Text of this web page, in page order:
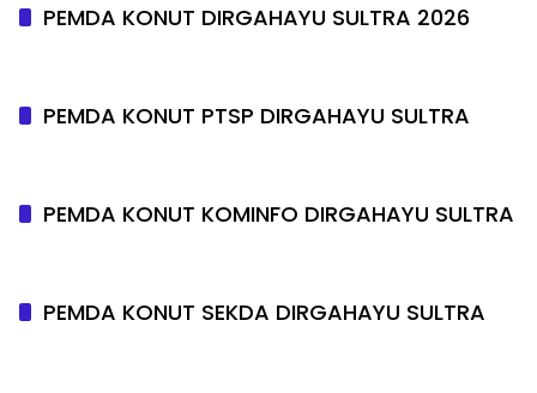
PEMDA KONUT DIRGAHAYU SULTRA 2026
PEMDA KONUT PTSP DIRGAHAYU SULTRA
PEMDA KONUT KOMINFO DIRGAHAYU SULTRA
PEMDA KONUT SEKDA DIRGAHAYU SULTRA